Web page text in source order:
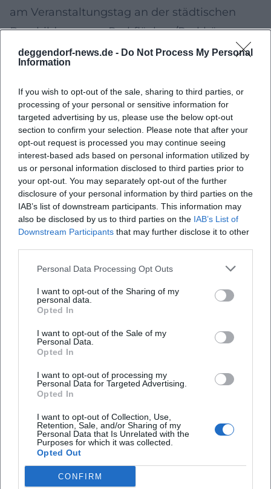
deggendorf-news.de - Do Not Process My Personal
Information
If you wish to opt-out of the sale, sharing to third parties, or
processing of your personal or sensitive information for
targeted advertising by us, please use the below opt-out
section to confirm your selection. Please note that after your
opt-out request is processed you may continue seeing
interest-based ads based on personal information utilized by
us or personal information disclosed to third parties prior to
your opt-out. You may separately opt-out of the further
disclosure of your personal information by third parties on the
IAB’s list of downstream participants. This information may
also be disclosed by us to third parties on the IAB’s List of
Downstream Participants that may further disclose it to other
Personal Data Processing Opt Outs
I want to opt-out of the Sharing of my
personal data.
Opted In
I want to opt-out of the Sale of my
Personal Data.
Opted In
I want to opt-out of processing my
Personal Data for Targeted Advertising.
Opted In
I want to opt-out of Collection, Use,
Retention, Sale, and/or Sharing of my
Personal Data that Is Unrelated with the
Purposes for which it was collected.
Opted Out
CONFIRM
am Veranstaltungstag an der städtischen
Beschilderung zu Parkflächen/Parkhäusern
und beachten Sie mögliche temporäre
Sperrungen rund um Marktbereiche.
Rechtlicher Rahmen in Bayern
(Kurzüberblick)
Verkaufsoffene Sonntage sind in Deutschland
rechtlich eine Ausnahme und werden in der
Regel an besondere Anlässe wie Märkte oder
Veranstaltungen gebunden. Für die konkrete
Ausgestaltung (z. B. Anlassbezug, räumliche
Abgrenzung, Uhrzeiten) ist die jeweilige
Als grobe Orientierung gilt: Die
wird lokal festgesetzt. Wenn Sie es genau
städtischen Bekanntmachungen bzw. die
konkrete Regelung für den Termin
maßgeblich.
Hinweis:Alle Angaben zu Terminen und
Öffnungszeiten beziehen sich auf die aktuell
bekannte Planung und können sich durch
offizielle Festsetzungen oder organisatorische
Änderungen ändern. Maßgeblich sind die